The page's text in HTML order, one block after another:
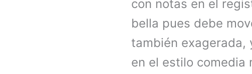
con notas en el
bella pues debe
también exagerada,
en el estilo comedia